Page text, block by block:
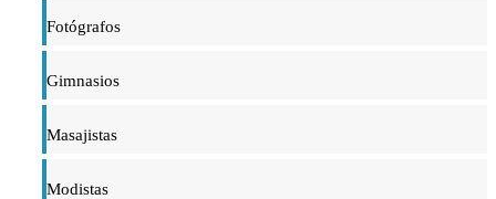
Fotógrafos
Gimnasios
Masajistas
Modistas